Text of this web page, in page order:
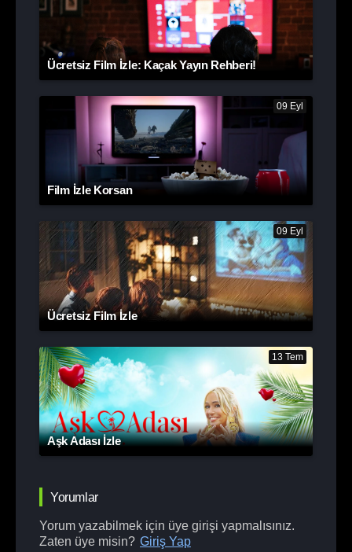
Ücretsiz Film İzle: Kaçak Yayın Rehberi!
09 Eyl
Film İzle Korsan
09 Eyl
Ücretsiz Film İzle
13 Tem
Aşk Adası İzle
Yorumlar
Yorum yazabilmek için üye girişi yapmalısınız.
Zaten üye misin? Giriş Yap